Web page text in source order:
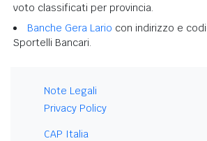
voto classificati per provincia.
Banche Gera Lario con indirizzo e
Sportelli Bancari.
Note Legali
Privacy Policy
CAP Italia